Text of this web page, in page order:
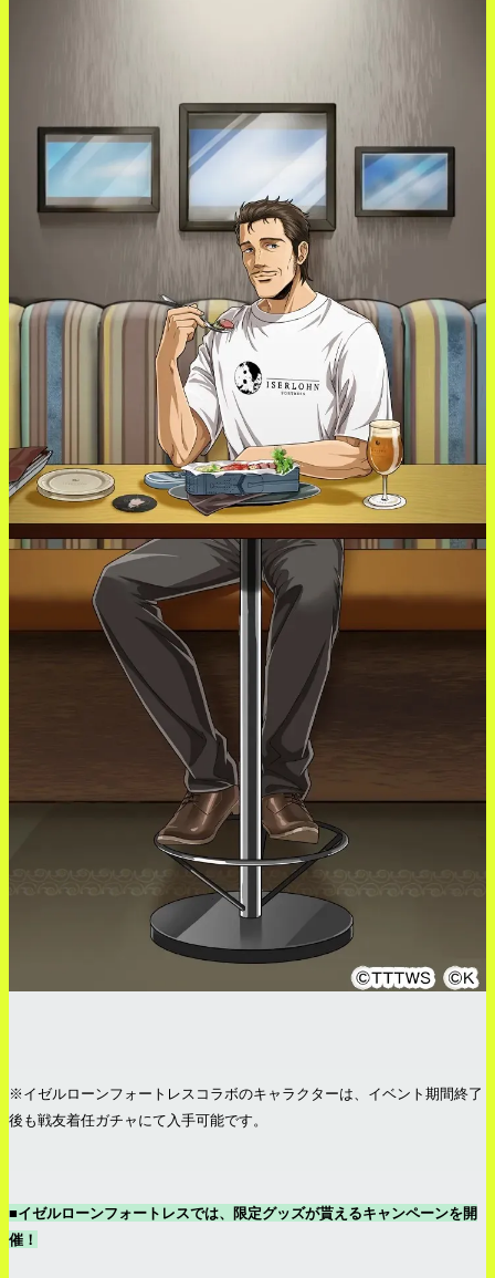
※イゼルローンフォートレスコラボのキャラクターは、イベント期間終了
後も戦友着任ガチャにて入手可能です。
■イゼルローンフォートレスでは、限定グッズが貰えるキャンペーンを開
催！